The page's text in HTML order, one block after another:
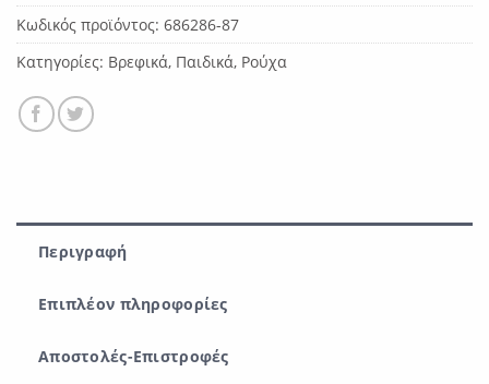
Κωδικός προϊόντος: 686286-87
Κατηγορίες: Βρεφικά, Παιδικά, Ρούχα
Περιγραφή
Επιπλέον πληροφορίες
Αποστολές-Επιστροφές